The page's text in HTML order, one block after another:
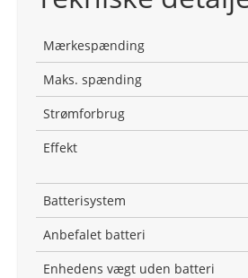
Mærkespænding
Maks. spænding
Strømforbrug
Effekt
Batterisystem
Anbefalet batteri
Enhedens vægt uden batteri